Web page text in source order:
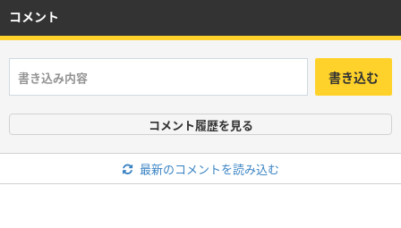
コメント
書き込む
コメント履歴を見る
最新のコメントを読み込む